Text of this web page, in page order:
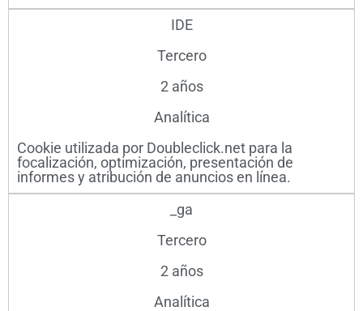
IDE
Tercero
2 años
Analítica
Cookie utilizada por Doubleclick.net para la
focalización, optimización, presentación de
informes y atribución de anuncios en línea.
_ga
Tercero
2 años
Analítica